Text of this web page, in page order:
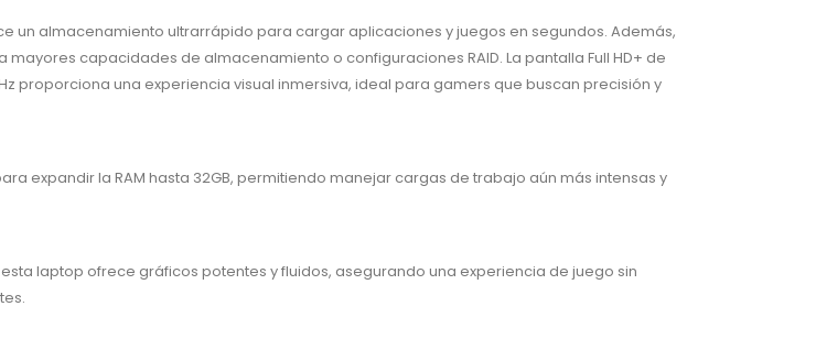
un almacenamiento ultrarrápido para cargar aplicaciones y juegos en segundos. Además,
capacidades de almacenamiento o configuraciones RAID. La pantalla Full HD+ de
proporciona una experiencia visual inmersiva, ideal para gamers que buscan precisión y
expandir la RAM hasta 32GB, permitiendo manejar cargas de trabajo aún más intensas y
esta laptop ofrece gráficos potentes y fluidos, asegurando una experiencia de juego sin